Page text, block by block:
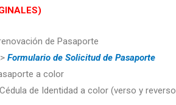
de Pasaporte
Formulario de Solicitud de Pasaporte
a color
de Identidad a color (verso y reverso